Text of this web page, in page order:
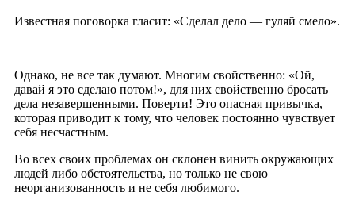
Известная поговорка гласит: «Сделал дело — гуляй смело».
Однако, не все так думают. Многим свойственно: «Ой,
давай я это сделаю потом!», для них свойственно бросать
дела незавершенными. Поверти! Это опасная привычка,
которая приводит к тому, что человек постоянно чувствует
себя несчастным.
Во всех своих проблемах он склонен винить окружающих
людей либо обстоятельства, но только не свою
неорганизованность и не себя любимого.